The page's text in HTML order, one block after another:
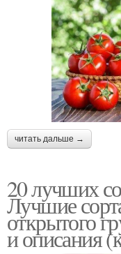
читать дальше →
20 лучших
Лучшие
открытого
и описания